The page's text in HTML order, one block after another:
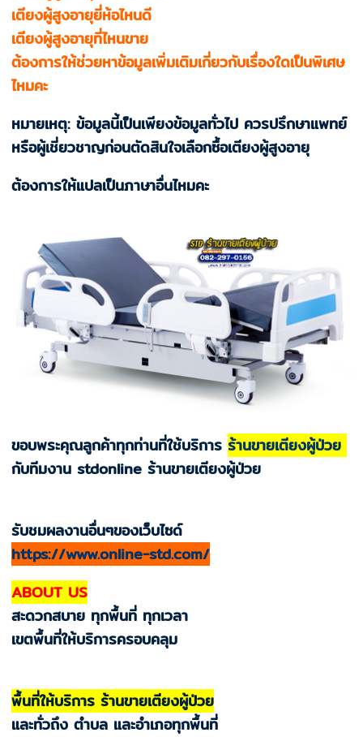
เตียงผู้สูงอายุยี่ห้อไหนดี
เตียงผู้สูงอายุที่ไหนขาย
ต้องการให้ช่วยหาข้อมูลเพิ่มเติมเกี่ยวกับเรื่องใดเป็นพิเศษ
ไหมคะ
หมายเหตุ: ข้อมูลนี้เป็นเพียงข้อมูลทั่วไป ควรปรึกษาแพทย์
หรือผู้เชี่ยวชาญก่อนตัดสินใจเลือกซื้อเตียงผู้สูงอายุ
ต้องการให้แปลเป็นภาษาอื่นไหมคะ
ขอบพระคุณลูกค้าทุกท่านที่ใช้บริการร้านขายเตียงผู้ป่วย
กับทีมงาน stdonline ร้านขายเตียงผู้ป่วย
รับชมผลงานอื่นๆของเว็บไซด์
https://www.online-std.com/
ABOUT US
สะดวกสบาย ทุกพื้นที่ ทุกเวลา
เขตพื้นที่ให้บริการครอบคลุม
พื้นที่ให้บริการ ร้านขายเตียงผู้ป่วย
และทั่วถึง ตำบล และอำเภอทุกพื้นที่